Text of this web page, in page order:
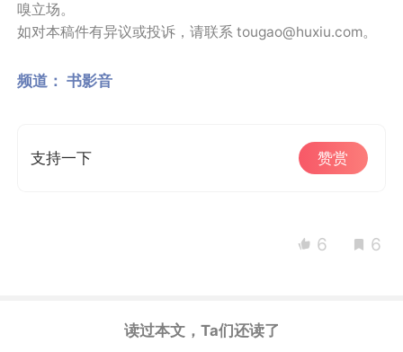
嗅立场。
如对本稿件有异议或投诉，请联系 tougao@huxiu.com。
频道： 书影音
支持一下 赞赏
6 6
读过本文，Ta们还读了